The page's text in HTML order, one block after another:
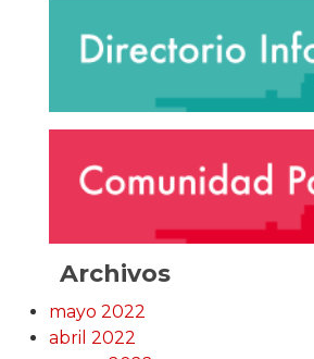
Archivos
mayo 2022
abril 2022